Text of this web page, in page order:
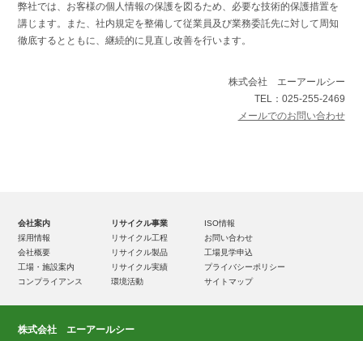
弊社では、お客様の個人情報の保護を図るため、必要な技術的保護措置を
講じます。また、社内規定を整備して従業員及び業務委託先に対して周知
徹底するとともに、継続的に見直し改善を行います。
株式会社 エーアールシー
TEL：025-255-2469
メールでのお問い合わせ
会社案内
採用情報
会社概要
工場・施設案内
コンプライアンス
リサイクル事業
リサイクル工程
リサイクル製品
リサイクル実績
環境活動
ISO情報
お問い合わせ
工場見学申込
プライバシーポリシー
サイトマップ
株式会社 エーアールシー